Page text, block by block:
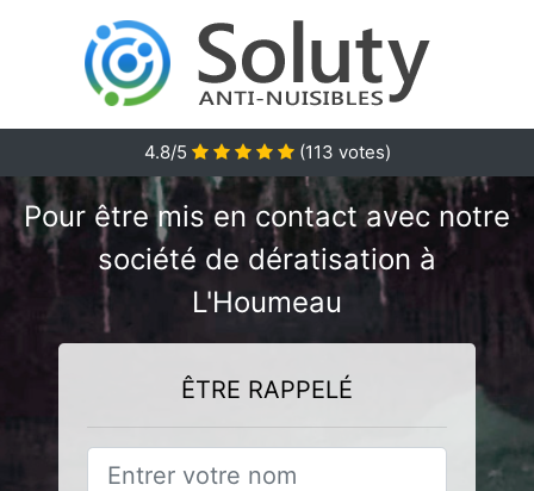
4.8/5 (113 votes)
Pour être mis en contact avec notre
société de dératisation à
L'Houmeau
ÊTRE RAPPELÉ